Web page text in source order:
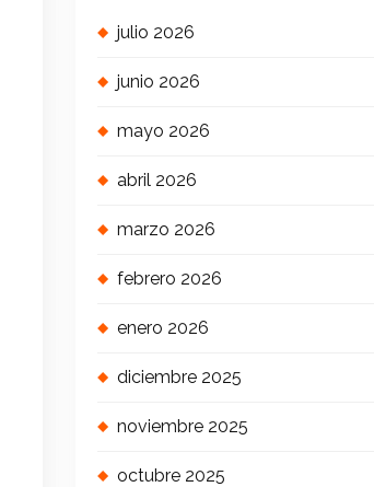
julio 2026
junio 2026
mayo 2026
abril 2026
marzo 2026
febrero 2026
enero 2026
diciembre 2025
noviembre 2025
octubre 2025